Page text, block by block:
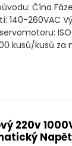
Čína
140-260VAC
kusů/kusů za
220v